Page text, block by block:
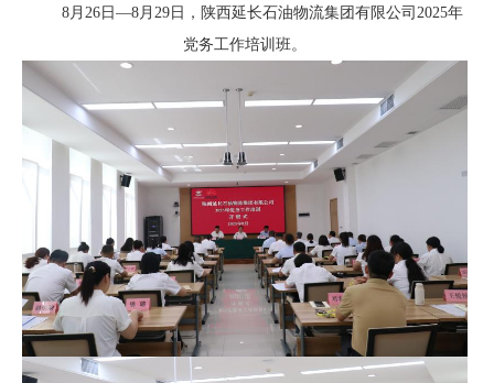
8月26日—8月29日， 陕西延长石油物流集团有限公司2025年
党务工作培训班。